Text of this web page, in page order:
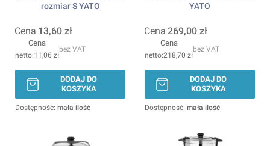
rozmiar S YATO
Cena 13,60 zł
Cena
11,06 zł
bez VAT
DODAJ DO
KOSZYKA
Dostępność: mała ilość
YATO
Cena 269,00 zł
Cena
218,70 zł
bez VAT
DODAJ DO
KOSZYKA
Dostępność: mała ilość